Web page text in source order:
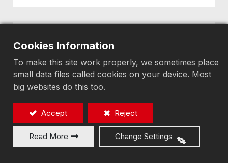
Adatto per levigatura di superfici ad alta
precisione
Cookies Information
To make this site work properly, we sometimes place
small data files called cookies on your device. Most
big websites do this too.
Accept Reject
Read More Change Settings